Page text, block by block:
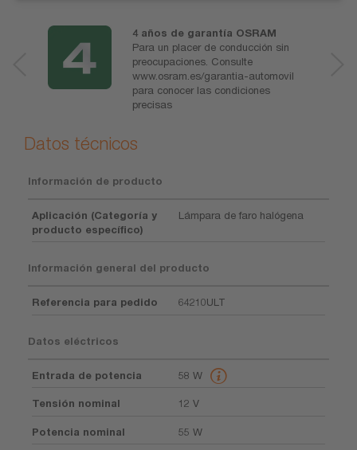
4 años de garantía OSRAM
Para un placer de conducción sin
preocupaciones. Consulte
www.osram.es/garantia-automovil
para conocer las condiciones
precisas
Datos técnicos
Información de producto
Aplicación (Categoría y
producto específico)
Lámpara de faro halógena
Información general del producto
Referencia para pedido 64210ULT
Datos eléctricos
Entrada de potencia 58 W
Tensión nominal 12 V
Potencia nominal 55 W